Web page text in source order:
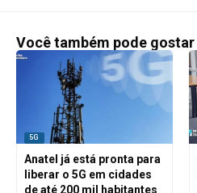
Você também pode gostar
5G
Anatel já está pronta para
liberar o 5G em cidades
de até 200 mil habitantes